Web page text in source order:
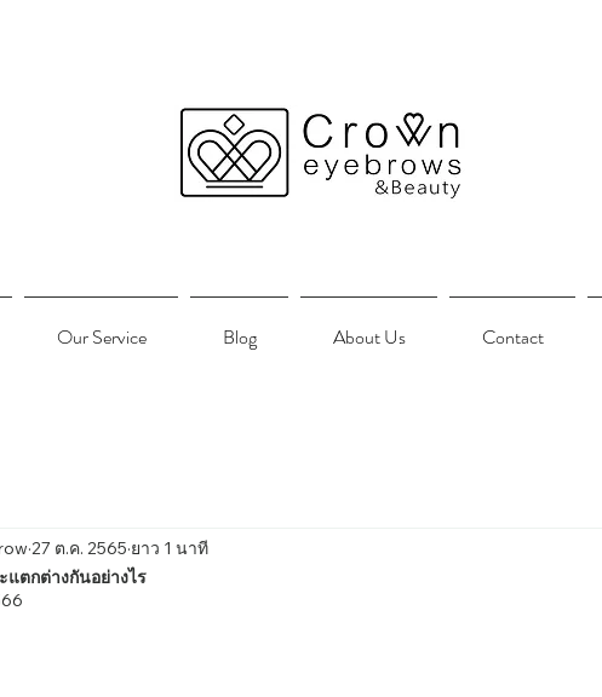
Our Service Blog About Us Contact
แตกต่างกันอย่างไร
27 ต.ค. 2565 ยาว 1 นาที